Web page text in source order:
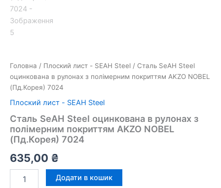
Головна / Плоский лист - SEAH Steel / Сталь SeAH Steel
оцинкована в рулонах з полімерним покриттям AKZO NOBEL
(Пд.Корея) 7024
Плоский лист - SEAH Steel
Сталь SeAH Steel оцинкована в рулонах з
полімерним покриттям AKZO NOBEL
(Пд.Корея) 7024
635,00 ₴
SeAH
Додати в кошик